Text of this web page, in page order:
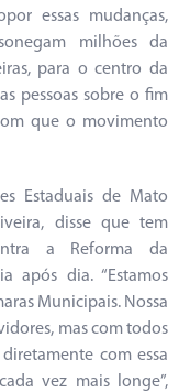
essas mudanças,
milhões da
para o centro da
pessoas sobre o fim
que o movimento
Estaduais de Mato
disse que tem
a Reforma da
após dia. “Estamos
Municipais. Nossa
mas com todos
com essa
vez mais longe”,